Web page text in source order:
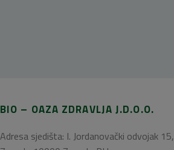
BIO – OAZA ZDRAVLJA J.D.O.O.
Adresa sjedišta: I. Jordanovački odvojak 15,